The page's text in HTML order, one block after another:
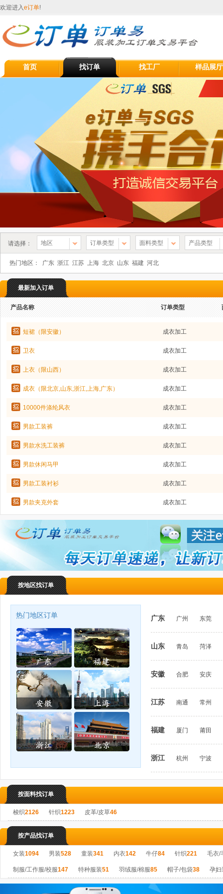
欢迎进入e订单!
首页 找订单 找工厂 样品展厅
请选择： 地区 订单类型 面料类型 产品类型
热门地区： 广东 浙江 江苏 上海 北京 山东 福建 河北
最新加入订单
产品名称 订单类型
短裙（限安徽） 成衣加工
卫衣 成衣加工
上衣（限山西） 成衣加工
成衣（限北京,山东,浙江,上海,广东） 成衣加工
10000件涤纶风衣 成衣加工
男款工装裤 成衣加工
男款水洗工装裤 成衣加工
男款休闲马甲 成衣加工
男款工装衬衫 成衣加工
男款夹克外套 成衣加工
按地区找订单
热门地区订单 广东 广州 东莞
山东 青岛 菏泽
安徽 合肥 安庆
江苏 南通 常州
福建 厦门 莆田
浙江 杭州 宁波
按面料找订单
梭织2126 针织1223 皮革/皮草46
按产品找订单
女装1094 男装528 童装341 内衣142 牛仔84 针织221 毛衣/
制服/工作服/校服147 特种服装51 羽绒服/棉服85 帽子/包袋38 孕妇
整烫/包装0 印花/绣花5 成衣洗水/染色0 其他加工工艺24